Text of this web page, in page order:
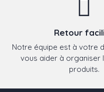
Retour
Notre équipe est à votre
vous aider à organiser
produits.